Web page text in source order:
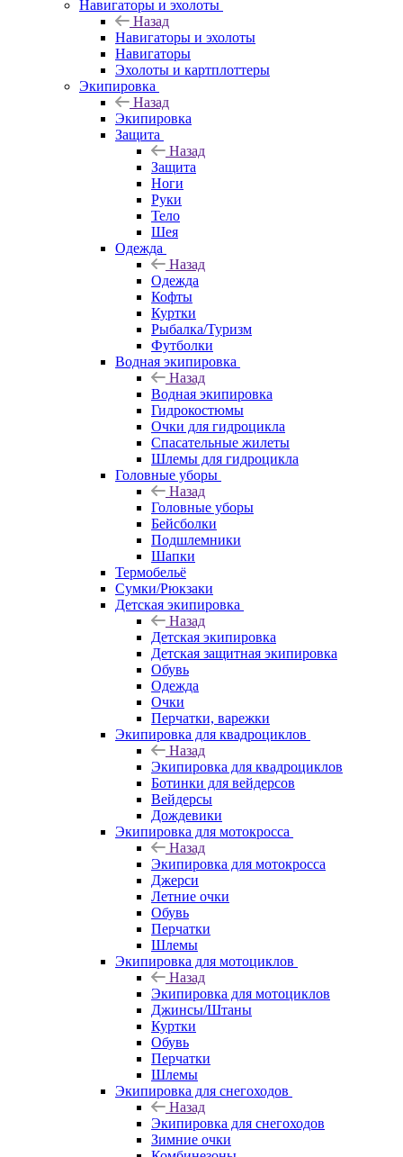
Навигаторы и эхолоты
Назад
Навигаторы и эхолоты
Навигаторы
Эхолоты и картплоттеры
Экипировка
Назад
Экипировка
Защита
Назад
Защита
Ноги
Руки
Тело
Шея
Одежда
Назад
Одежда
Кофты
Куртки
Рыбалка/Туризм
Футболки
Водная экипировка
Назад
Водная экипировка
Гидрокостюмы
Очки для гидроцикла
Спасательные жилеты
Шлемы для гидроцикла
Головные уборы
Назад
Головные уборы
Бейсболки
Подшлемники
Шапки
Термобельё
Сумки/Рюкзаки
Детская экипировка
Назад
Детская экипировка
Детская защитная экипировка
Обувь
Одежда
Очки
Перчатки, варежки
Экипировка для квадроциклов
Назад
Экипировка для квадроциклов
Ботинки для вейдерсов
Вейдерсы
Дождевики
Экипировка для мотокросса
Назад
Экипировка для мотокросса
Джерси
Летние очки
Обувь
Перчатки
Шлемы
Экипировка для мотоциклов
Назад
Экипировка для мотоциклов
Джинсы/Штаны
Куртки
Обувь
Перчатки
Шлемы
Экипировка для снегоходов
Назад
Экипировка для снегоходов
Зимние очки